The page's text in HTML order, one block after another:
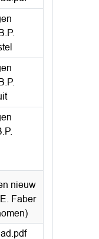
nieuw
Faber